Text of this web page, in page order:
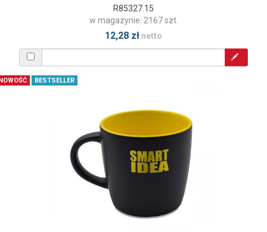
R85327.15
w magazynie: 2167 szt.
12,28 zł netto
BESTSELLER